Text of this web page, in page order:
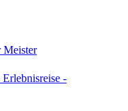
Meister
-